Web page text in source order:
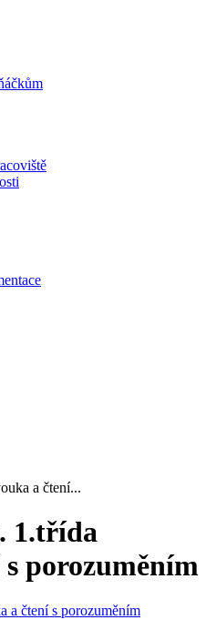
a čtení...
1.třída
porozuměním